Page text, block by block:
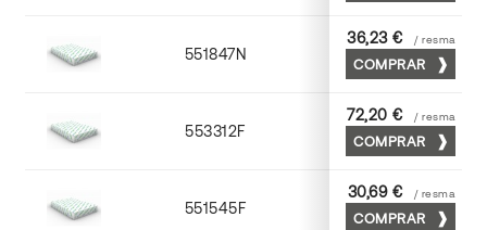
551847N 45 x 64
36,23 € / resma
COMPRAR
553312F 72 x 102
72,20 € / resma
COMPRAR
551545F 45 x 64
30,69 € / resma
COMPRAR